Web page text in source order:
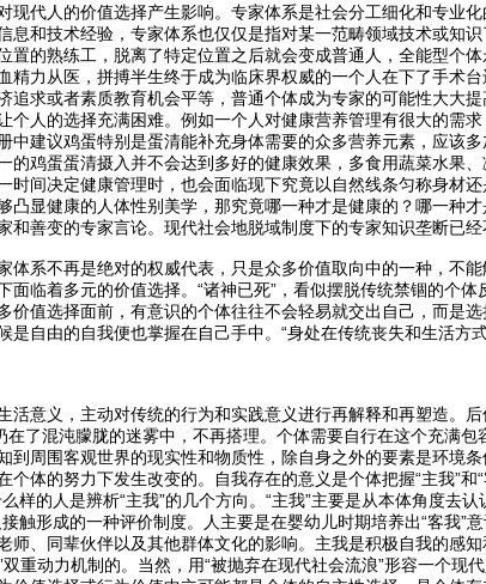
现代人的价值选择产生影响。专家体系是社会分工细化和专业
息和技术经验，专家体系也仅仅是指对某一范畴领域技术或知
置的熟练工，脱离了特定位置之后就会变成普通人，全能型个
精力从医，拼搏半生终于成为临床界权威的一个人在下了手术
追求或者素质教育机会平等，普通个体成为专家的可能性大大
个人的选择充满困难。例如一个人对健康营养管理有很大的需
中建议鸡蛋特别是蛋清能补充身体需要的众多营养元素，应该
的鸡蛋蛋清摄入并不会达到多好的健康效果，多食用蔬菜水果
时间决定健康管理时，也会面临现下究竟以自然线条匀称身材
凸显健康的人体性别美学，那究竟哪一种才是健康的？哪一种
和善变的专家言论。现代社会地脱域制度下的专家知识垄断已
体系不再是绝对的权威代表，只是众多价值取向中的一种，不
面临着多元的价值选择。“诸神已死”，看似摆脱传统禁锢的个
价值选择面前，有意识的个体往往不会轻易就交出自己，而是
是自由的自我便也掌握在自己手中。“身处在传统丧失和生活方
活意义，主动对传统的行为和实践意义进行再解释和再塑造。
在了混沌朦胧的迷雾中，不再搭理。个体需要自行在这个充满
到周围客观世界的现实性和物质性，除自身之外的要素是环境
个体的努力下发生改变的。自我存在的意义是个体把握“主我”
样的人是辨析“主我”的几个方向。“主我”主要是从本体角度去
触形成的一种评价制度。人主要是在婴幼儿时期培养出“客我”
师、同辈伙伴以及其他群体文化的影响。主我是积极自我的感
双重动力机制的。当然，用“被抛弃在现代社会流浪”形容一个